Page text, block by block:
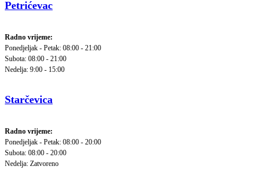
Petrićevac
Radno vrijeme:
Ponedjeljak - Petak: 08:00 - 21:00
Subota: 08:00 - 21:00
Nedelja: 9:00 - 15:00
Starčevica
Radno vrijeme:
Ponedjeljak - Petak: 08:00 - 20:00
Subota: 08:00 - 20:00
Nedelja: Zatvoreno